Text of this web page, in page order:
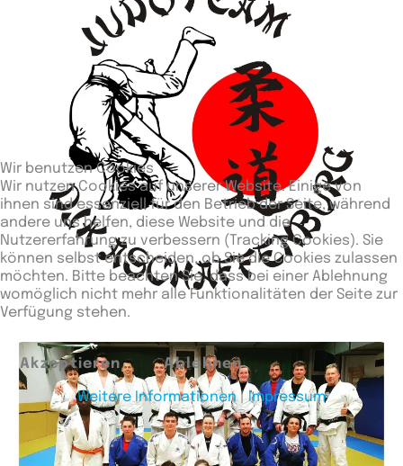
Wir benutzen Cookies
Wir nutzen Cookies auf unserer Website. Einige von
ihnen sind essenziell für den Betrieb der Seite, während
andere uns helfen, diese Website und die
Nutzererfahrung zu verbessern (Tracking Cookies). Sie
können selbst entscheiden, ob Sie die Cookies zulassen
möchten. Bitte beachten Sie, dass bei einer Ablehnung
womöglich nicht mehr alle Funktionalitäten der Seite zur
Verfügung stehen.
Akzeptieren Ablehnen
Weitere Informationen|Impressum